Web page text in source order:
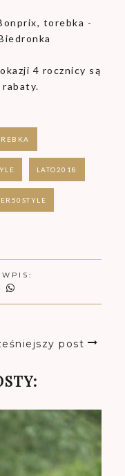
torebka -
4 rocznicy są
rabaty.
LATO2018
post